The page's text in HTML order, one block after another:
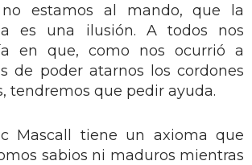
no estamos al mando, que la
es una ilusión. A todos nos
en que, como nos ocurrió a
de poder atarnos los cordones
tendremos que pedir ayuda.
Mascall tiene un axioma que
sabios ni maduros mientras